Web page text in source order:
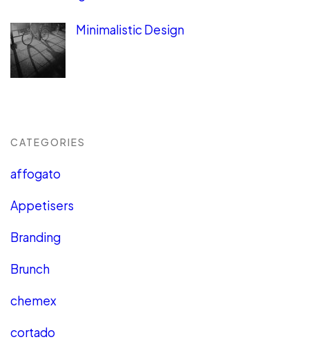
Minimalistic Design
CATEGORIES
affogato
Appetisers
Branding
Brunch
chemex
cortado